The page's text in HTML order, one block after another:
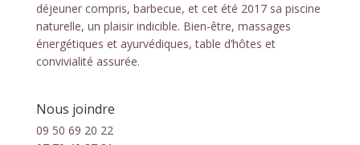
déjeuner compris, barbecue, et cet été 2017 sa piscine
naturelle, un plaisir indicible. Bien-être, massages
énergétiques et ayurvédiques, table d’hôtes et
convivialité assurée.
Nous joindre
09 50 69 20 22